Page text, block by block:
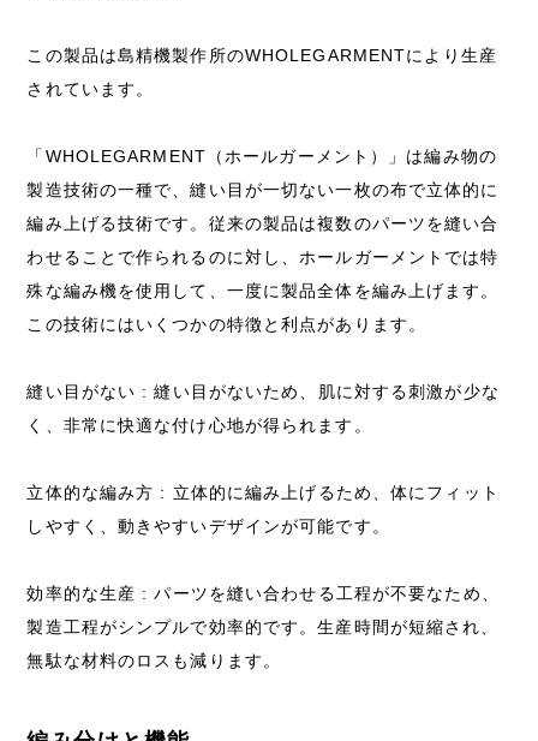
この製品は島精機製作所のWHOLEGARMENTにより生産
されています。
「WHOLEGARMENT（ホールガーメント）」は編み物の
製造技術の一種で、縫い目が一切ない一枚の布で立体的に
編み上げる技術です。従来の製品は複数のパーツを縫い合
わせることで作られるのに対し、ホールガーメントでは特
殊な編み機を使用して、一度に製品全体を編み上げます。
この技術にはいくつかの特徴と利点があります。
縫い目がない : 縫い目がないため、肌に対する刺激が少な
く、非常に快適な付け心地が得られます。
立体的な編み方 : 立体的に編み上げるため、体にフィット
しやすく、動きやすいデザインが可能です。
効率的な生産 : パーツを縫い合わせる工程が不要なため、
製造工程がシンプルで効率的です。生産時間が短縮され、
無駄な材料のロスも減ります。